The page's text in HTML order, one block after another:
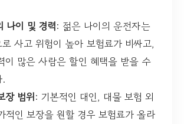
나이 및 경력: 젊은 나이의 운전자는
사고 위험이 높아 보험료가 비싸고,
이 많은 사람은 할인 혜택을 받을 수
.
장 범위: 기본적인 대인, 대물 보험 외
적인 보장을 원할 경우 보험료가 올라